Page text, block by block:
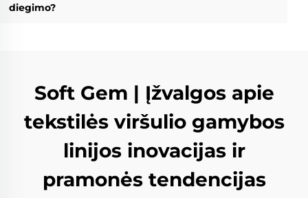
diegimo?
Soft Gem | Įžvalgos apie
tekstilės viršulio gamybos
linijos inovacijas ir
pramonės tendencijas